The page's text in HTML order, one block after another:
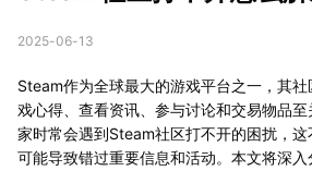
2025-06-13
Steam作为全球最大的游戏平台之一，其
戏心得、查看资讯、参与讨论和交易物品
家时常会遇到Steam社区打不开的困扰，
可能导致错过重要信息和活动。本文将深